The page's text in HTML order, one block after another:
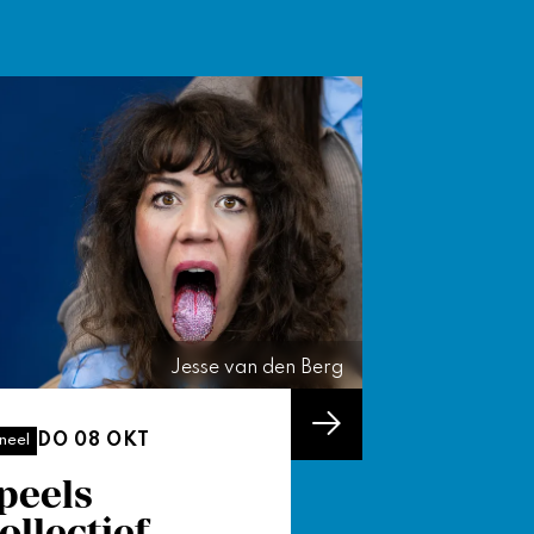
DO 08 OKT
Jesse van den Berg